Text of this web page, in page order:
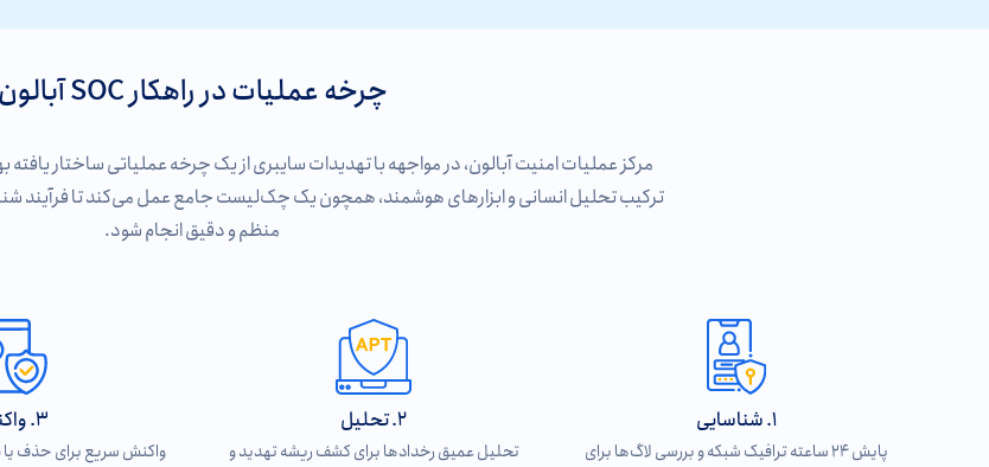
چرخه عملیات در راهکار SOC آبالون
مرکز عملیات امنیت آبالون، در مواجهه با تهدیدات سایبری از یک چرخه عملیاتی ساختار یافته
ترکیب تحلیل انسانی و ابزارهای هوشمند، همچون یک چک‌لیست جامع عمل می‌کند تا فرآیند
منظم و دقیق انجام شود.
1. شناسایی
پایش ۲۴ ساعته ترافیک شبکه و بررسی لاگ‌ها برای
2. تحلیل
تحلیل عمیق رخدادها برای کشف ریشه تهدید و
3. واکنش
واکنش سریع برای حذف یا